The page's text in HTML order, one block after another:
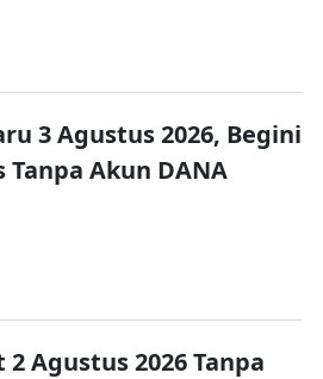
3 Agustus 2026, Begini
Tanpa Akun DANA
Agustus 2026 Tanpa